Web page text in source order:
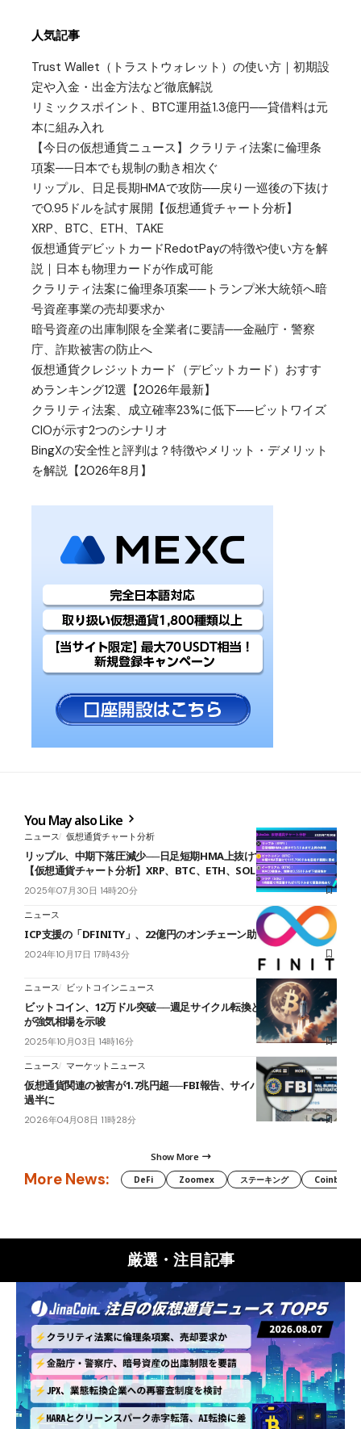
人気記事
Trust Wallet（トラストウォレット）の使い方｜初期設
定や入金・出金方法など徹底解説
リミックスポイント、BTC運用益1.3億円──貸借料は元
本に組み入れ
【今日の仮想通貨ニュース】クラリティ法案に倫理条
項案──日本でも規制の動き相次ぐ
リップル、日足長期HMAで攻防──戻り一巡後の下抜け
で0.95ドルを試す展開【仮想通貨チャート分析】
XRP、BTC、ETH、TAKE
仮想通貨デビットカードRedotPayの特徴や使い方を解
説｜日本も物理カードが作成可能
クラリティ法案に倫理条項案──トランプ米大統領へ暗
号資産事業の売却要求か
暗号資産の出庫制限を全業者に要請──金融庁・警察
庁、詐欺被害の防止へ
仮想通貨クレジットカード（デビットカード）おすす
めランキング12選【2026年最新】
クラリティ法案、成立確率23%に低下──ビットワイズ
CIOが示す2つのシナリオ
BingXの安全性と評判は？特徴やメリット・デメリット
を解説【2026年8月】
You May also Like
ニュース 仮想通貨チャート分析
リップル、中期下落圧減少──日足短期HMA上抜けで上昇へ転換か
【仮想通貨チャート分析】XRP、BTC、ETH、SOL
2025年07月30日 14時20分
ニュース
ICP支援の「DFINITY」、22億円のオンチェーン助成金を発表
2024年10月17日 17時43分
ニュース ビットコインニュース
ビットコイン、12万ドル突破──週足サイクル転換とオプション市場
が強気相場を示唆
2025年10月03日 14時16分
ニュース マーケットニュース
仮想通貨関連の被害が1.7兆円超──FBI報告、サイバー犯罪被害額の
過半に
2026年04月08日 11時28分
Show More
More News: DeFi Zoomex ステーキング Coinbase
厳選・注目記事